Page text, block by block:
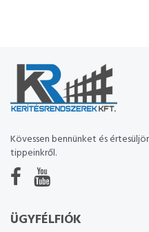
Kövessen bennünket és
tippeinkről.
ÜGYFÉLFIÓK